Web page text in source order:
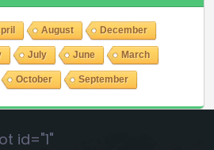
August December
July June March
October September
id="1"